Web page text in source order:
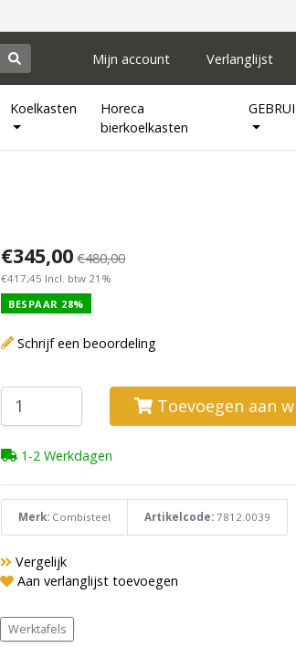
Mijn account Verlanglijst
Koelkasten
Horeca
bierkoelkasten
€345,00 €480,00
€417,45 Incl. btw 21%
BESPAAR 28%
Schrijf een beoordeling
Toevoegen aan
1-2 Werkdagen
Merk: Combisteel Artikelcode: 7812.0039
Vergelijk
Aan verlanglijst toevoegen
Werktafels